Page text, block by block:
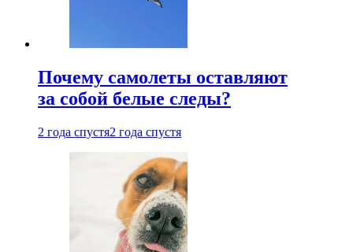
Почему самолеты оставляют
за собой белые следы?
2 года спустя2 года спустя